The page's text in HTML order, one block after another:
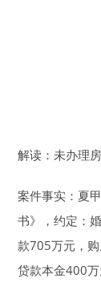
解读：未办理
案件事实：夏
书》，约定：
款705万元，
贷款本金400